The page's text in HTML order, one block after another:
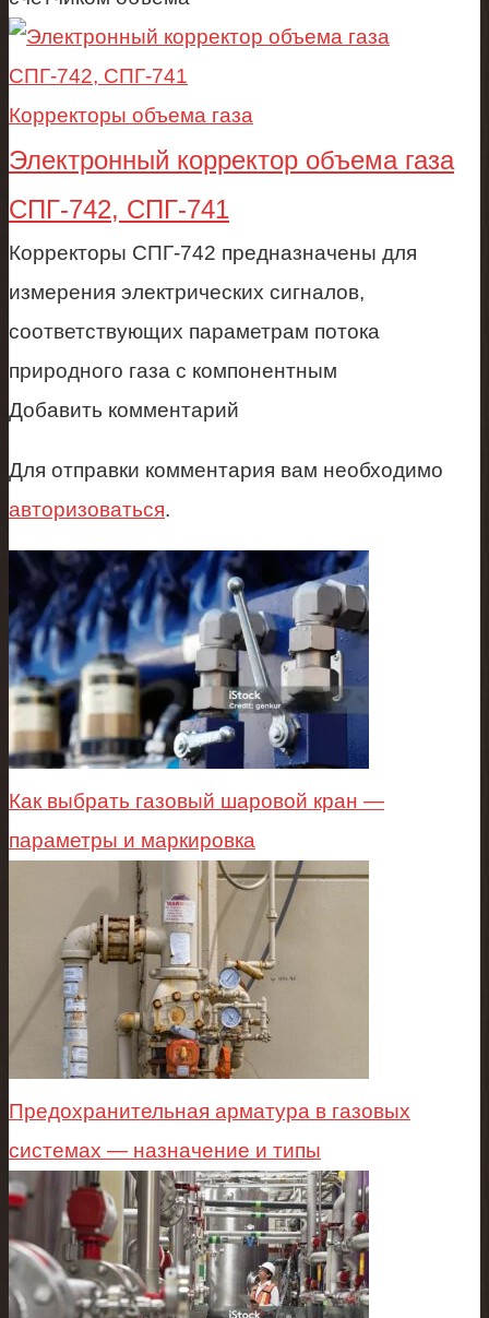
Корректоры объема газа
Электронный корректор объема газа
СПГ-742, СПГ-741
Корректоры СПГ-742 предназначены для
измерения электрических сигналов,
соответствующих параметрам потока
природного газа с компонентным
Добавить комментарий
Для отправки комментария вам необходимо
авторизоваться.
Как выбрать газовый шаровой кран —
параметры и маркировка
Предохранительная арматура в газовых
системах — назначение и типы